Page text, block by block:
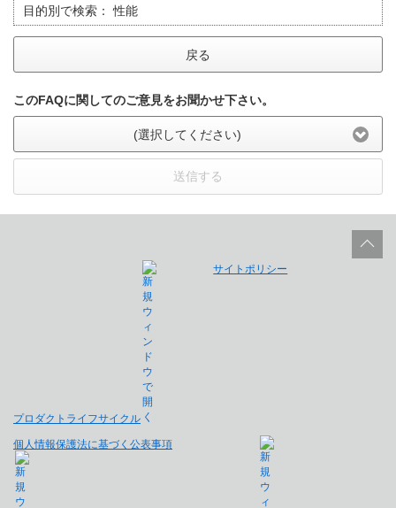
目的別で検索：
性能
戻る
このFAQに関してのご意見をお聞かせ下さい。
(選択してください)
送信する
プロダクトライフサイクル
サイトポリシー
個人情報保護法に基づく公表事項